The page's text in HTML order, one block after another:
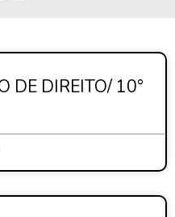
DE DIREITO/ 10°